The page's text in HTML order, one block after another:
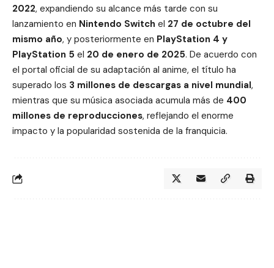
2022, expandiendo su alcance más tarde con su
lanzamiento en Nintendo Switch el 27 de octubre del
mismo año, y posteriormente en PlayStation 4 y
PlayStation 5 el 20 de enero de 2025. De acuerdo con
el portal oficial de su adaptación al anime, el título ha
superado los 3 millones de descargas a nivel mundial,
mientras que su música asociada acumula más de 400
millones de reproducciones, reflejando el enorme
impacto y la popularidad sostenida de la franquicia.